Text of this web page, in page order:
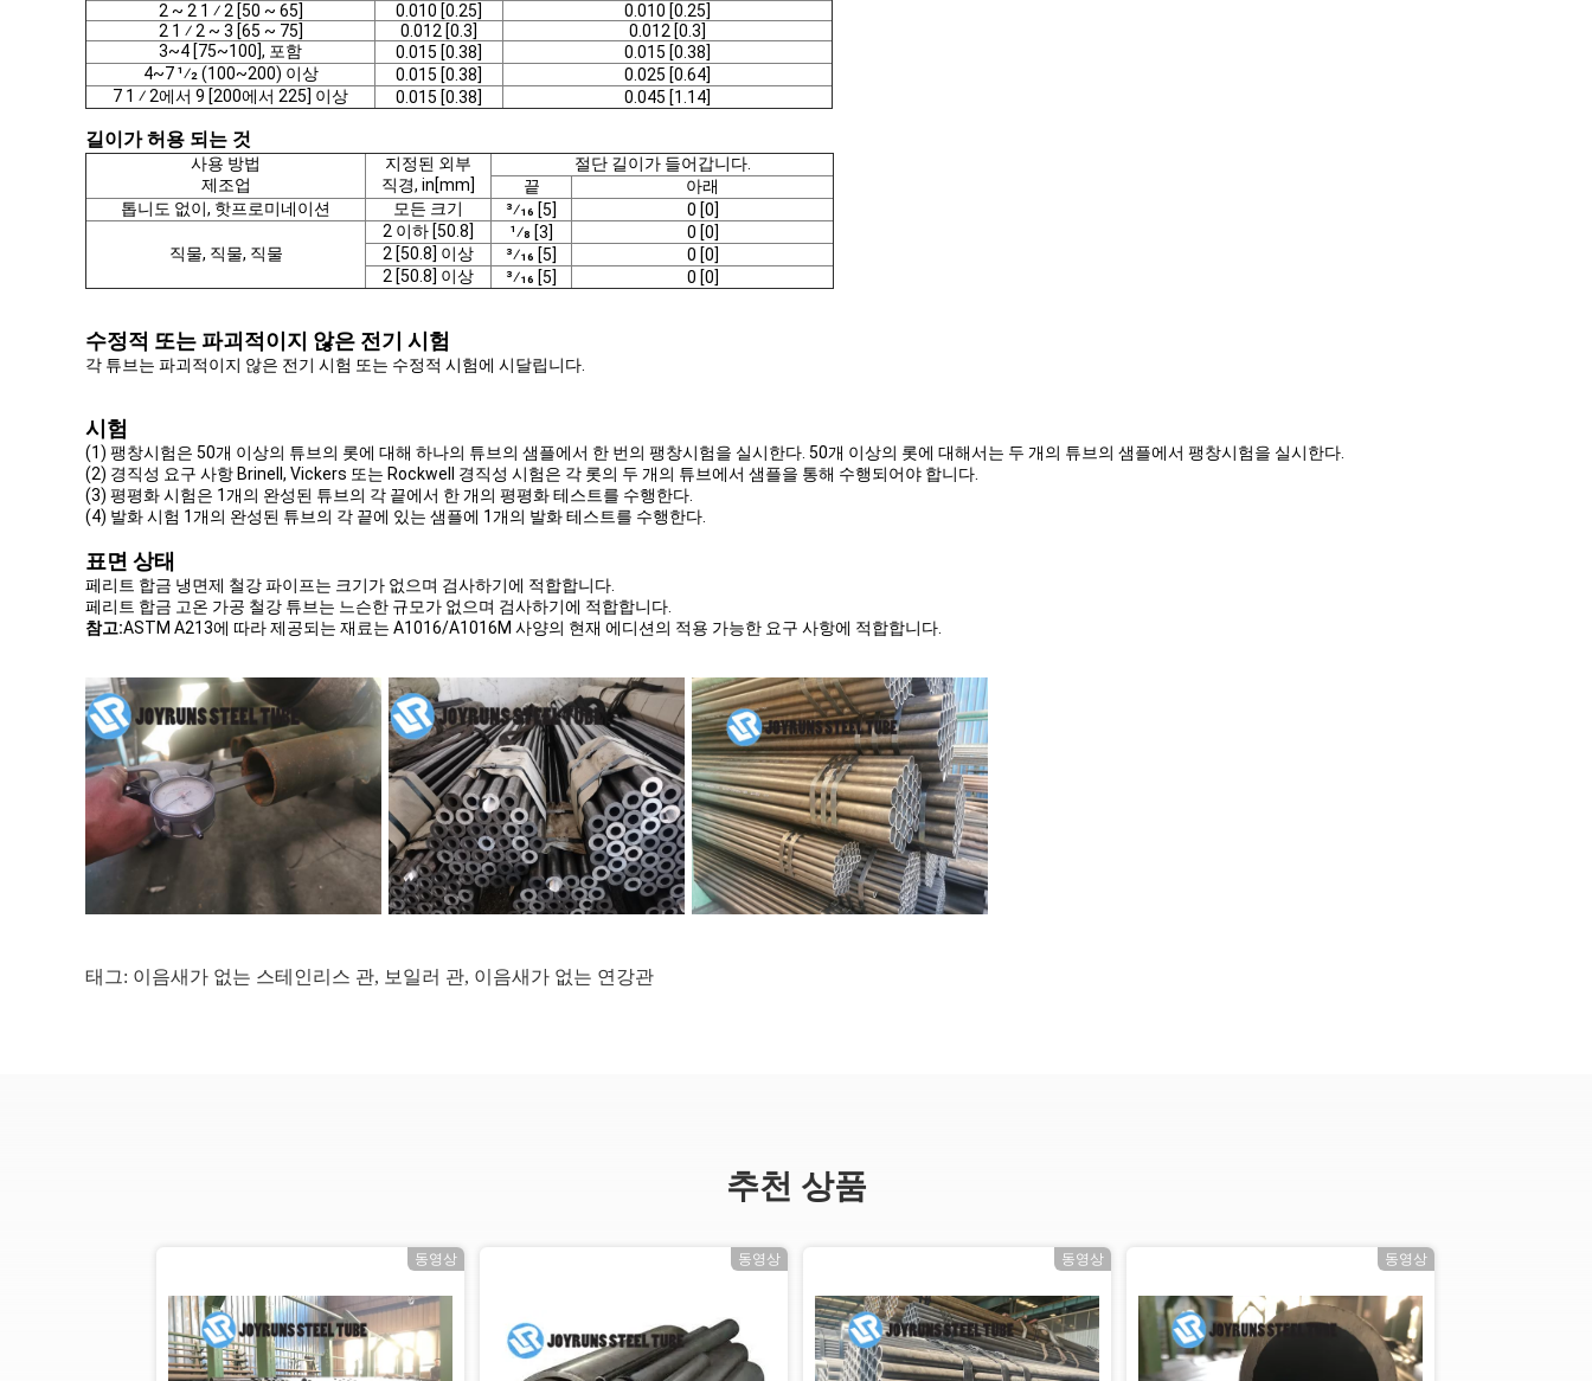
2 ~ 2 1 ⁄ 2 [50 ~ 65]
0.010 [0.25]
0.010 [0.25]
2 1 ⁄ 2 ~ 3 [65 ~ 75]
0.012 [0.3]
0.012 [0.3]
3~4 [75~100], 포함
0.015 [0.38]
0.015 [0.38]
4~7 1⁄2 (100~200) 이상
0.015 [0.38]
0.025 [0.64]
7 1 ⁄ 2에서 9 [200에서 225] 이상
0.015 [0.38] 0.045 [1.14]
길이가 허용 되는 것
사용 방법
제조업
지정된 외부
직경, in[mm]
절단 길이가 들어갑니다.
끝
아래
톱니도 없이, 핫프로미네이션
모든 크기 3⁄16 [5] 0 [0]
직물, 직물, 직물
2 이하 [50.8] 1⁄8 [3]
0 [0]
2 [50.8] 이상
3⁄16 [5]
0 [0]
2 [50.8] 이상
3⁄16 [5] 0 [0]
수정적 또는 파괴적이지 않은 전기 시험
각 튜브는 파괴적이지 않은 전기 시험 또는 수정적 시험에 시달립니다.
시험
(1) 팽창시험은 50개 이상의 튜브의 롯에 대해 하나의 튜브의 샘플에서 한 번의 팽창시험을 실시한다. 50개 이상의 롯에 대해서는 두 개의 튜브의 샘플에서 팽창시험을 실시한다.
(2) 경직성 요구 사항 Brinell, Vickers 또는 Rockwell 경직성 시험은 각 롯의 두 개의 튜브에서 샘플을 통해 수행되어야 합니다.
(3) 평평화 시험은 1개의 완성된 튜브의 각 끝에서 한 개의 평평화 테스트를 수행한다.
(4) 발화 시험 1개의 완성된 튜브의 각 끝에 있는 샘플에 1개의 발화 테스트를 수행한다.
표면 상태
페리트 합금 냉면제 철강 파이프는 크기가 없으며 검사하기에 적합합니다.
페리트 합금 고온 가공 철강 튜브는 느슨한 규모가 없으며 검사하기에 적합합니다.
참고:ASTM A213에 따라 제공되는 재료는 A1016/A1016M 사양의 현재 에디션의 적용 가능한 요구 사항에 적합합니다.
태그: 이음새가 없는 스테인리스 관, 보일러 관, 이음새가 없는 연강관
추천 상품
동영상 동영상 동영상 동영상